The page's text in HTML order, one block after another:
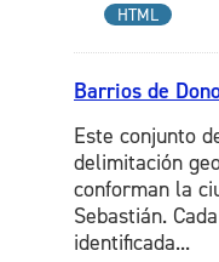
HTML
Barrios de
Este conjunto
delimitación
conforman la
Sebastián.
identificada...